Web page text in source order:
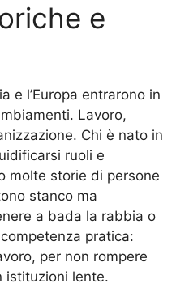
e
e l’Europa entrarono in
Lavoro,
Chi è nato in
ruoli e
molte storie di persone
stanco ma
a bada la rabbia o
pratica:
per non rompere
istituzioni lente.